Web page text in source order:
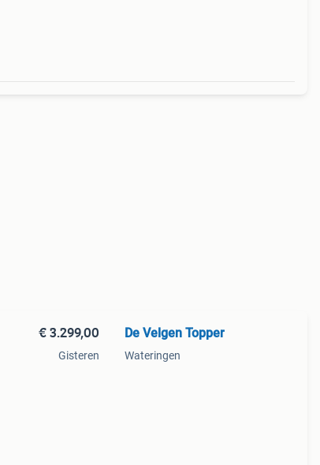
€ 3.299,00
Gisteren
De Velgen Topper
Wateringen